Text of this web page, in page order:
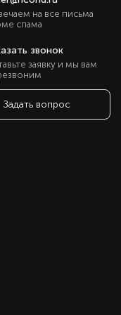
осушения,
насос для
до 1000 мм.
на все письма
спама
звонок
заявку и мы вам
Задать вопрос